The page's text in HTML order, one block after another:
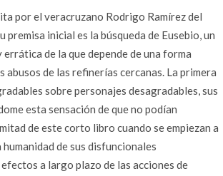
por el veracruzano Rodrigo Ramírez del
inicial es la búsqueda de Eusebio, un
de la que depende de una forma
abusos de las refinerías cercanas. La primera
sobre personajes desagradables, sus
esta sensación de que no podían
de este corto libro cuando se empiezan a
de sus disfuncionales
a largo plazo de las acciones de